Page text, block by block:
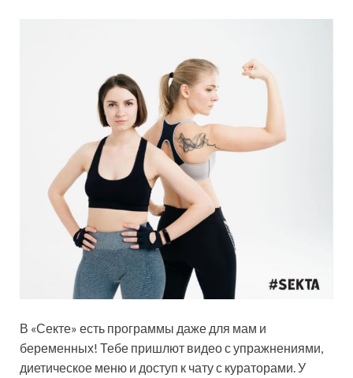
В «Секте» есть программы даже для мам и
беременных! Тебе пришлют видео с упражнениями,
диетическое меню и доступ к чату с кураторами. У